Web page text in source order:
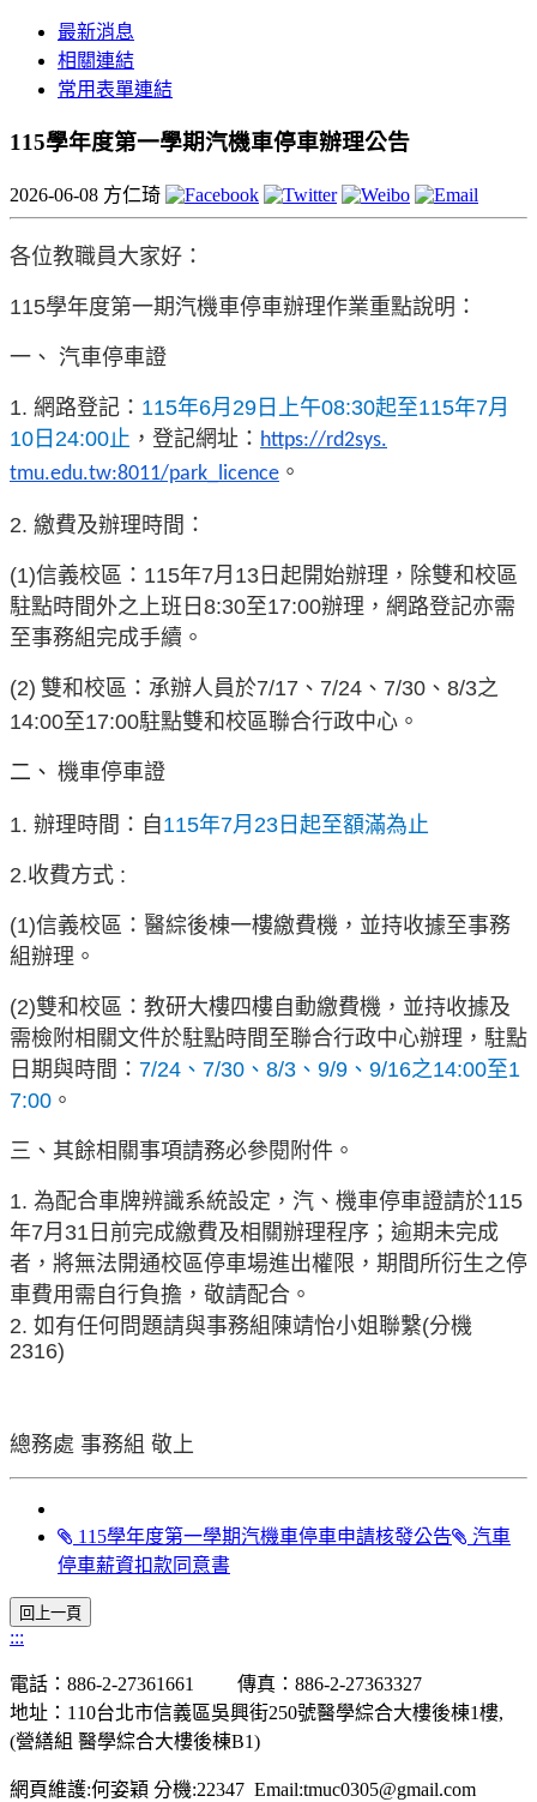
最新消息
相關連結
常用表單連結
115學年度第一學期汽機車停車辦理公告
2026-06-08 方仁琦
各位教職員大家好：
115學年度第一期汽機車停車辦理作業重點說明：
一、 汽車停車證
1. 網路登記： 115年6月29日上午08:30起至115年7月
10日24:00止 ，登記網址： https://rd2sys.
tmu.edu.tw:8011/park_licence 。
2. 繳費及辦理時間：
(1)信義校區：115年7月13日起開始辦理，除雙和校區
駐點時間外之上班日8:30至17:00辦理，網路登記亦需
至事務組完成手續。
(2) 雙和校區：承辦人員於7/17、7/24、7/30、8/3之
14:00至17:00駐點雙和校區聯合行政中心。
二、 機車停車證
1. 辦理時間：自 115年7月23日起至額滿為止
2.收費方式 :
(1)信義校區：醫綜後棟一樓繳費機，並持收據至事務
組辦理。
(2)雙和校區：教研大樓四樓自動繳費機， 並持收據及
需檢附相關文件於駐點時間至聯合行政中心辦理， 駐點
日期與時間： 7/24、7/30、8/3、9/9、9/16之14:00至1
7:00 。
三、其餘相關事項請務必參閱附件。
1. 為配合車牌辨識系統設定，汽、機車停車證請於115
年7月31日前完成繳費及相關辦理程序；逾期未完成
者，將無法開通校區停車場進出權限，期間所衍生之停
車費用需自行負擔，敬請配合。
2. 如有任何問題請與事務組陳靖怡小姐聯繫(分機
2316)
總務處 事務組 敬上
115學年度第一學期汽機車停車申請核發公告
汽車
停車薪資扣款同意書
:::
電話：886-2-27361661 傳真：886-2-27363327
地址：110台北市信義區吳興街250號醫學綜合大樓後棟1樓,
(營繕組 醫學綜合大樓後棟B1)
網頁維護:何姿穎 分機:22347 Email:tmuc0305@gmail.com